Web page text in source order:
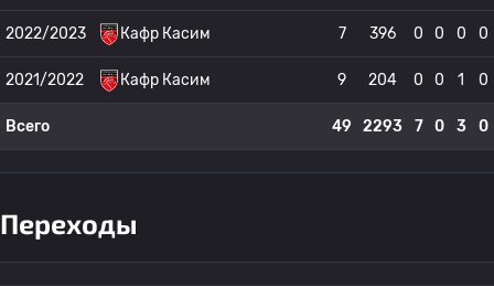
2022/2023 Кафр Касим 7 396 0 0 0 0
2021/2022 Кафр Касим 9 204 0 0 1 0
Всего 49 2293 7 0 3 0
Переходы